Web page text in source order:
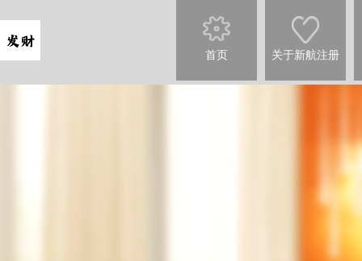
首页 关于新航注册